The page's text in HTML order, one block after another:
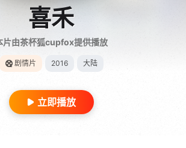
喜禾
片由茶杯狐cupfox提供播放
剧情片 2016 大陆
立即播放